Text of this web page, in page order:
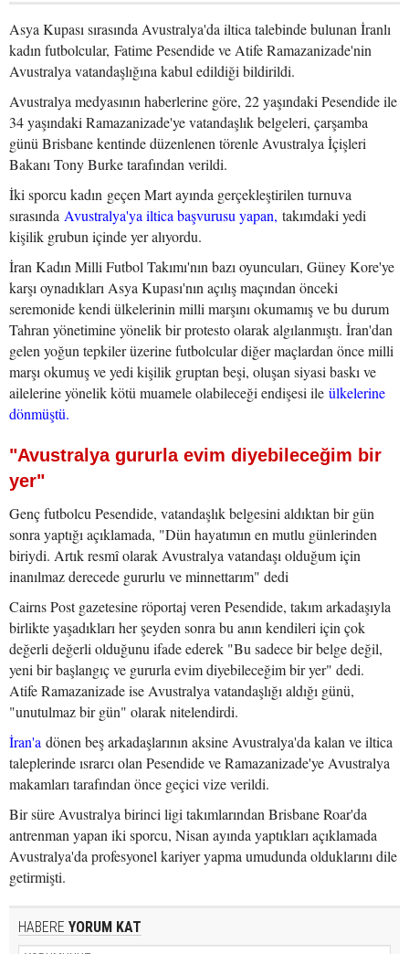
Asya Kupası sırasında Avustralya'da iltica talebinde bulunan İranlı
kadın futbolcular, Fatime Pesendide ve Atife Ramazanizade'nin
Avustralya vatandaşlığına kabul edildiği bildirildi.
Avustralya medyasının haberlerine göre, 22 yaşındaki Pesendide ile
34 yaşındaki Ramazanizade'ye vatandaşlık belgeleri, çarşamba
günü Brisbane kentinde düzenlenen törenle Avustralya İçişleri
Bakanı Tony Burke tarafından verildi.
İki sporcu kadın geçen Mart ayında gerçekleştirilen turnuva
sırasında Avustralya'ya iltica başvurusu yapan, takımdaki yedi
kişilik grubun içinde yer alıyordu.
İran Kadın Milli Futbol Takımı'nın bazı oyuncuları, Güney Kore'ye
karşı oynadıkları Asya Kupası'nın açılış maçından önceki
seremonide kendi ülkelerinin milli marşını okumamış ve bu durum
Tahran yönetimine yönelik bir protesto olarak algılanmıştı. İran'dan
gelen yoğun tepkiler üzerine futbolcular diğer maçlardan önce milli
marşı okumuş ve yedi kişilik gruptan beşi, oluşan siyasi baskı ve
ailelerine yönelik kötü muamele olabileceği endişesi ile ülkelerine
dönmüştü.
"Avustralya gururla evim diyebileceğim bir
yer"
Genç futbolcu Pesendide, vatandaşlık belgesini aldıktan bir gün
sonra yaptığı açıklamada, "Dün hayatımın en mutlu günlerinden
biriydi. Artık resmî olarak Avustralya vatandaşı olduğum için
inanılmaz derecede gururlu ve minnettarım" dedi
Cairns Post gazetesine röportaj veren Pesendide, takım arkadaşıyla
birlikte yaşadıkları her şeyden sonra bu anın kendileri için çok
değerli değerli olduğunu ifade ederek "Bu sadece bir belge değil,
yeni bir başlangıç ve gururla evim diyebileceğim bir yer" dedi.
Atife Ramazanizade ise Avustralya vatandaşlığı aldığı günü,
"unutulmaz bir gün" olarak nitelendirdi.
İran'a dönen beş arkadaşlarının aksine Avustralya'da kalan ve iltica
taleplerinde ısrarcı olan Pesendide ve Ramazanizade'ye Avustralya
makamları tarafından önce geçici vize verildi.
Bir süre Avustralya birinci ligi takımlarından Brisbane Roar'da
antrenman yapan iki sporcu, Nisan ayında yaptıkları açıklamada
Avustralya'da profesyonel kariyer yapma umudunda olduklarını dile
getirmişti.
HABERE YORUM KAT